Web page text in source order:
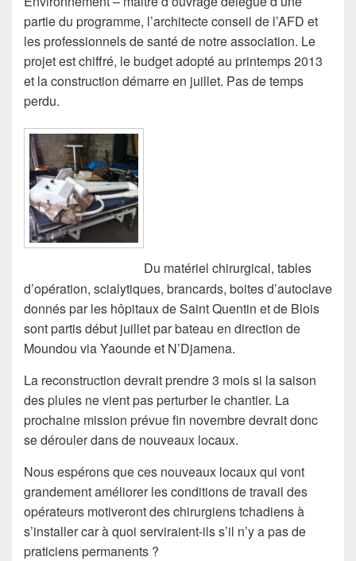
partie du programme, l’architecte conseil de l’AFD et
les professionnels de santé de notre association. Le
projet est chiffré, le budget adopté au printemps 2013
et la construction démarre en juillet. Pas de temps
perdu.
Du matériel chirurgical, tables
d’opération, scialytiques, brancards, boites d’autoclave
donnés par les hôpitaux de Saint Quentin et de Blois
sont partis début juillet par bateau en direction de
Moundou via Yaounde et N’Djamena.
La reconstruction devrait prendre 3 mois si la saison
des pluies ne vient pas perturber le chantier. La
prochaine mission prévue fin novembre devrait donc
se dérouler dans de nouveaux locaux.
Nous espérons que ces nouveaux locaux qui vont
grandement améliorer les conditions de travail des
opérateurs motiveront des chirurgiens tchadiens à
s’installer car à quoi serviraient-ils s’il n’y a pas de
praticiens permanents ?